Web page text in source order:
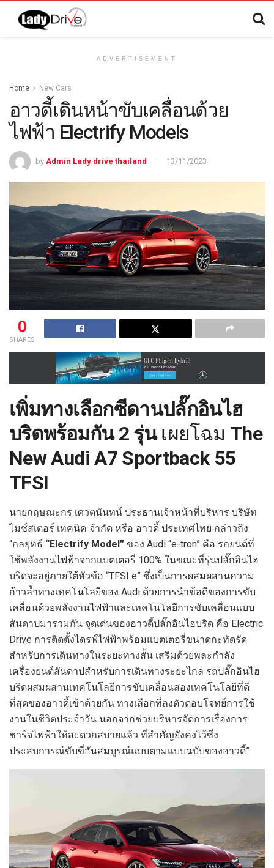
ADVERTISEMENT
Home New Cars
อาวดี้เดินหน้าขับเคลื่อนด้วย
ไฟฟ้า Electrify Models
by Admin Lady drive thailand 13/11/2023
0
SHARES
เพิ่มทางเลือกซีดานปลั๊กอินไฮ
บริดพร้อมกัน 2 รุ่นเผยโฉม The
New Audi A7 Sportback 55
TFSI
นายกฤษณะกร เศวตนันทน์ ประธานเจ้าหน้าที่บริหาร บริษัท
ไมซ์สเตอร์ เทคนิค จำกัด หรือ อาวดี้ ประเทศไทย กล่าวถึง
“กลยุทธ์ “Electrify Model” ของ Audi “e-tron” คือ รถยนต์ที่
ใช้พลังงานไฟฟ้าจากแบตเตอรี่ 100% ในขณะที่รุ่นปลั๊กอินไฮ
บริดจะอยู่ภายใต้หัวข้อ “TFSI e” ซึ่งเป็นการผสมผสานความ
ก้าวล้ำทางเทคโนโลยีของ Audi ด้วยการนำข้อดีของการขับ
เคลื่อนด้วยพลังงานไฟฟ้าและเทคโนโลยีการขับเคลื่อนแบบ
สันดาปมารวมกัน จุดเด่นของอาวดี้ปลั๊กอินไฮบริด คือ Electric
Drive การติดตั้งไดรฟ์ไฟฟ้าพร้อมแบตเตอรี่ขนาดกะทัดรัด
สำหรับการเดินทางในระยะทางสั้น เสริมด้วยพละกำลัง
เครื่องยนต์สันดาปสำหรับการเดินทางระยะไกล รถปลั๊กอินไฮ
บริดผสมผสานเทคโนโลยีการขับเคลื่อนสองเทคโนโลยีที่ดี
ที่สุดของอาวดี้เข้าด้วยกัน ทางเลือกที่ลงตัวตอบโจทย์การใช้
งานในชีวิตประจำวัน นอกจากช่วยบริหารจัดการเรื่องการ
ชาร์จไฟฟ้าให้สะดวกสบายแล้ว ที่สำคัญยังคงไว้ซึ่ง
ประสบการณ์ขับขี่อันสมบูรณ์แบบตามแบบฉบับของอาวดี้”